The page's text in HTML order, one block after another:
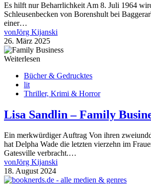
Es hilft nur Beharrlichkeit Am 8. Juli 1964
Schleusenbecken von Borenshult bei
einer…
vonJörg Kijanski
26. März 2025
Weiterlesen
Bücher & Gedrucktes
lit
Thriller, Krimi & Horror
Lisa Sandlin – Family
Ein merkwürdiger Auftrag Von ihren
hat Delpha Wade die letzten vierzehn im
Gatesville verbracht.…
vonJörg Kijanski
18. August 2024